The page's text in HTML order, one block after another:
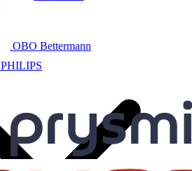
OBO Bettermann
PHILIPS